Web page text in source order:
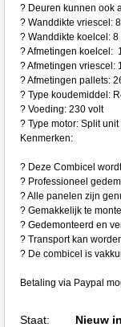
? Deuren kunnen ook
? Wanddikte vriescel:
? Wanddikte koelcel: 8
? Afmetingen koelcel:
? Afmetingen vriescel:
? Afmetingen pallets:
? Type koudemiddel:
? Voeding: 230 volt
? Type motor: Split
Kenmerken:
? Deze Combicel
? Professioneel
? Alle panelen zijn
? Gemakkelijk te
? Gedemonteerd en
? Transport kan
? De combicel is
Betaling via Paypal
Staat:
Nieuw